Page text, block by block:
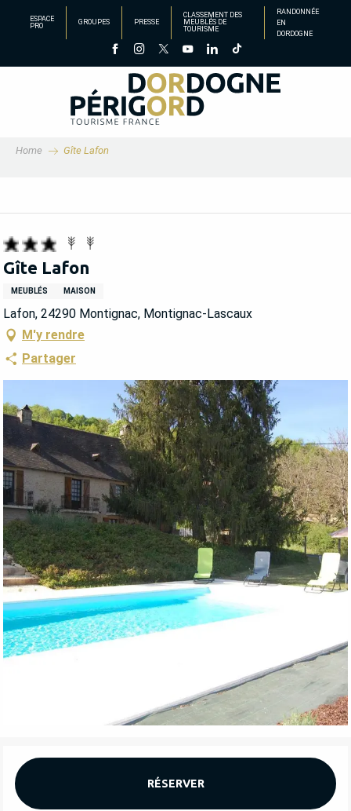
principal
ESPACE
PRO
GROUPES PRESSE
CLASSEMENT DES
MEUBLÉS DE
TOURISME
RANDONNÉE
EN
DORDOGNE
Home Gîte Lafon
Gîte Lafon
MEUBLÉS MAISON
Lafon, 24290 Montignac, Montignac-Lascaux
M'y rendre
Partager
OUVERTURE ET COORDONNÉES
RÉSERVER